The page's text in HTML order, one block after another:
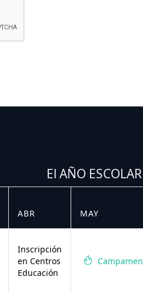
El AÑO ESCOLAR
ABR MAY
Inscripción
en Centros
Educación